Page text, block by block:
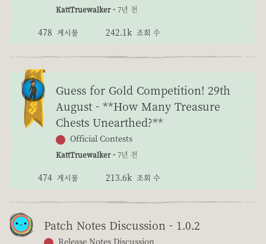
KattTruewalker - 7년 전
478 게시물 242.1k 조회 수
Guess for Gold Competition! 29th
August - **How Many Treasure
Chests Unearthed?**
Official Contests
KattTruewalker - 7년 전
474 게시물 213.6k 조회 수
Patch Notes Discussion - 1.0.2
Release Notes Discussion